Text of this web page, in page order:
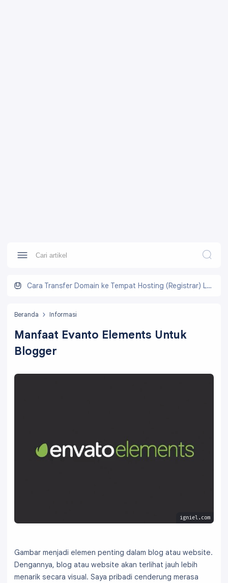
Cara Transfer Domain ke Tempat Hosting (Registrar) Lain
Beranda Informasi
Manfaat Evanto Elements Untuk
Blogger
igniel.com
Gambar menjadi elemen penting dalam blog atau website.
Dengannya, blog atau website akan terlihat jauh lebih
menarik secara visual. Saya pribadi cenderung merasa